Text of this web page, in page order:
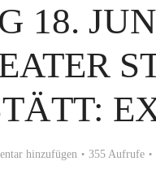
18.
hinzufügen 355 Aufrufe